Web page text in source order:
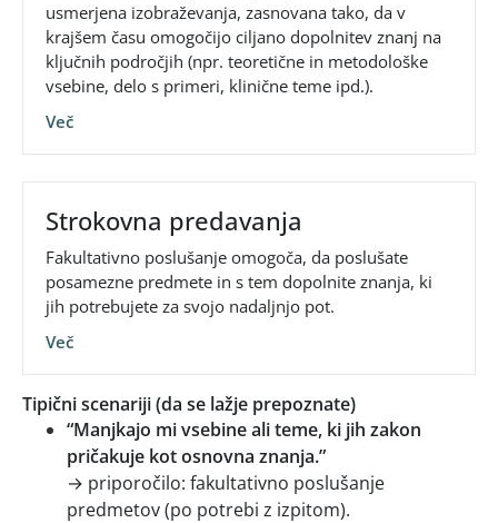
usmerjena izobraževanja, zasnovana tako, da v
krajšem času omogočijo ciljano dopolnitev znanj na
ključnih področjih (npr. teoretične in metodološke
vsebine, delo s primeri, klinične teme ipd.).
Več
Strokovna predavanja
Fakultativno poslušanje omogoča, da poslušate
posamezne predmete in s tem dopolnite znanja, ki
jih potrebujete za svojo nadaljnjo pot.
Več
Tipični scenariji (da se lažje prepoznate)
“Manjkajo mi vsebine ali teme, ki jih zakon
pričakuje kot osnovna znanja.”
→ priporočilo: fakultativno poslušanje
predmetov (po potrebi z izpitom).